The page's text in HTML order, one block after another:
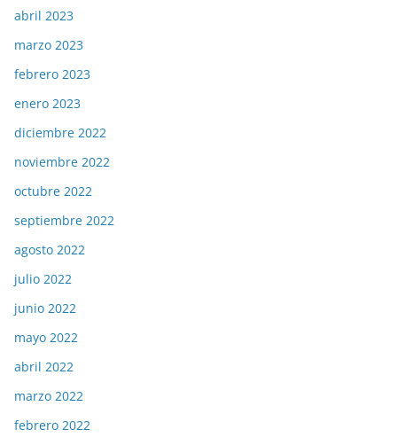
abril 2023
marzo 2023
febrero 2023
enero 2023
diciembre 2022
noviembre 2022
octubre 2022
septiembre 2022
agosto 2022
julio 2022
junio 2022
mayo 2022
abril 2022
marzo 2022
febrero 2022